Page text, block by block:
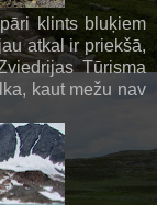
klints bluķiem
atkal ir priekšā,
Tūrisma
kaut mežu nav